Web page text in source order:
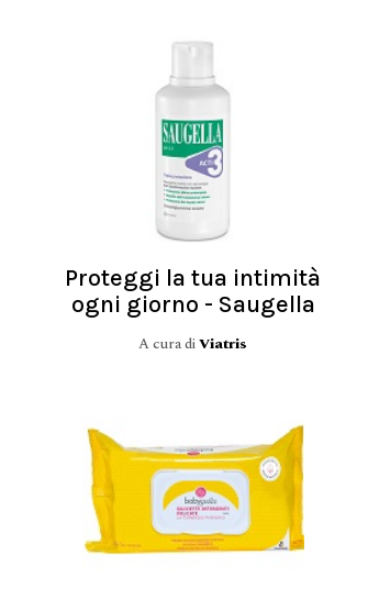
Proteggi la tua intimità
ogni giorno - Saugella
A cura diViatris